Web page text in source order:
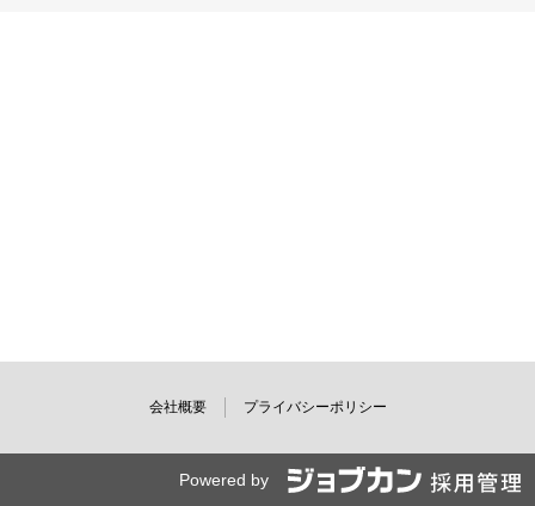
会社概要 プライバシーポリシー
Powered by